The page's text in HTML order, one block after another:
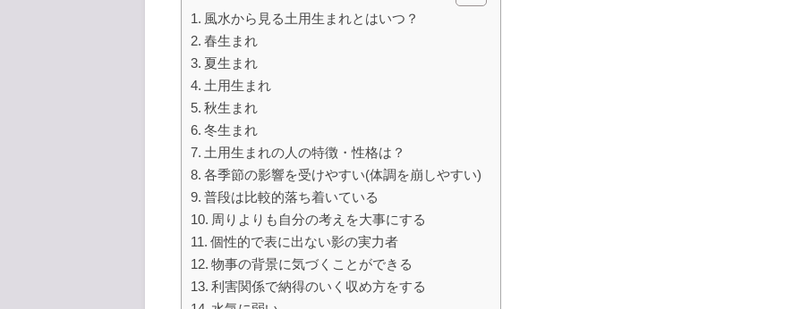
風水から見る土用生まれとはいつ？
春生まれ
夏生まれ
土用生まれ
秋生まれ
冬生まれ
土用生まれの人の特徴・性格は？
各季節の影響を受けやすい(体調を崩しやすい)
普段は比較的落ち着いている
周りよりも自分の考えを大事にする
個性的で表に出ない影の実力者
物事の背景に気づくことができる
利害関係で納得のいく収め方をする